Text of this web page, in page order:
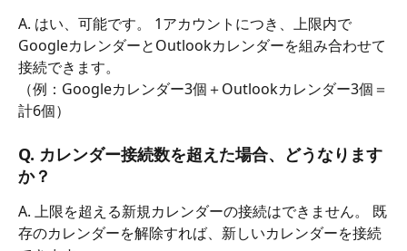
A. はい、可能です。 1アカウントにつき、上限内で
GoogleカレンダーとOutlookカレンダーを組み合わせて
接続できます。
（例：Googleカレンダー3個＋Outlookカレンダー3個＝
計6個）
Q. カレンダー接続数を超えた場合、どうなります
か？
A. 上限を超える新規カレンダーの接続はできません。 既
存のカレンダーを解除すれば、新しいカレンダーを接続